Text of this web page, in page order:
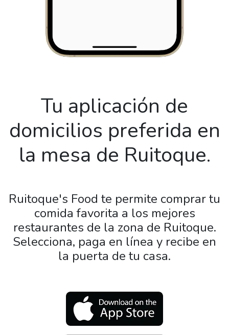
Tu aplicación de
domicilios preferida en
la mesa de Ruitoque.
Ruitoque's Food te permite comprar tu
comida favorita a los mejores
restaurantes de la zona de Ruitoque.
Selecciona, paga en línea y recibe en
la puerta de tu casa.